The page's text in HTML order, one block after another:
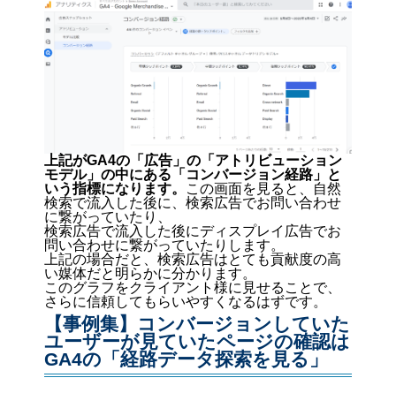
上記がGA4の「広告」の「アトリビューション
モデル」の中にある「コンバージョン経路」と
いう指標になります。
この画面を見ると、自然
検索で流入した後に、検索広告でお問い合わせ
に繋がっていたり、
検索広告で流入した後にディスプレイ広告でお
問い合わせに繋がっていたりします。
上記の場合だと、検索広告はとても貢献度の高
い媒体だと明らかに分かります。
このグラフをクライアント様に見せることで、
さらに信頼してもらいやすくなるはずです。
【事例集】コンバージョンしていた
ユーザーが見ていたページの確認は
GA4の「経路データ探索を見る」